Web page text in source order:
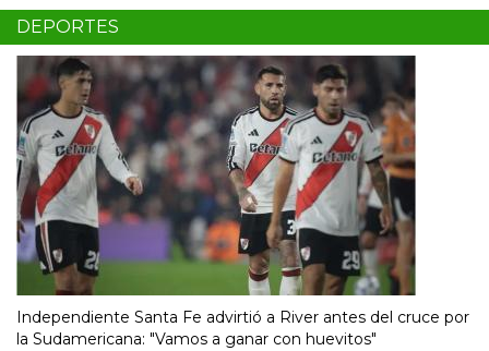
DEPORTES
Independiente Santa Fe advirtió a River antes del cruce por
la Sudamericana: "Vamos a ganar con huevitos"